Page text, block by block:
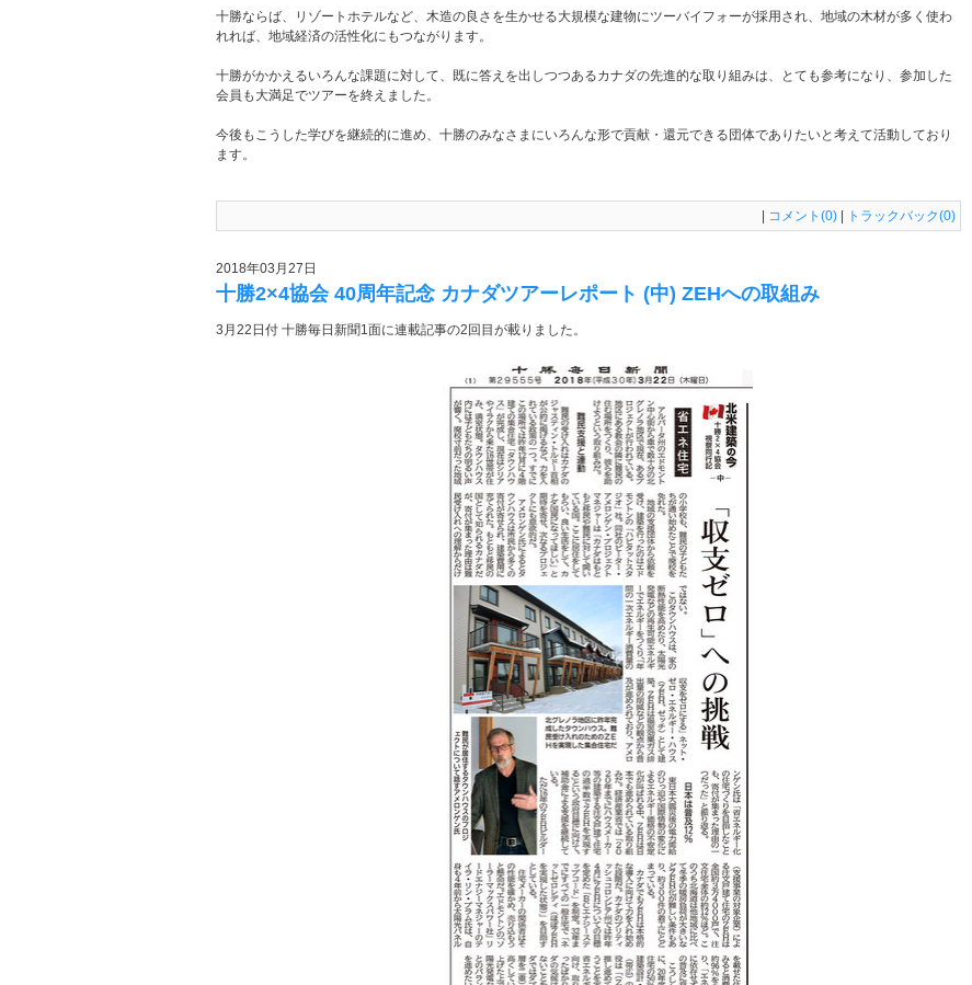
十勝ならば、リゾートホテルなど、木造の良さを生かせる大規模な建物にツーバイフォーが採用され、地域の木材が多く使わ
れれば、地域経済の活性化にもつながります。
十勝がかかえるいろんな課題に対して、既に答えを出しつつあるカナダの先進的な取り組みは、とても参考になり、参加した
会員も大満足でツアーを終えました。
今後もこうした学びを継続的に進め、十勝のみなさまにいろんな形で貢献・還元できる団体でありたいと考えて活動しており
ます。
コメント(0) トラックバック(0)
2018年03月27日
十勝2×4協会 40周年記念 カナダツアーレポート (中) ZEHへの取組み
3月22日付 十勝毎日新聞1面に連載記事の2回目が載りました。